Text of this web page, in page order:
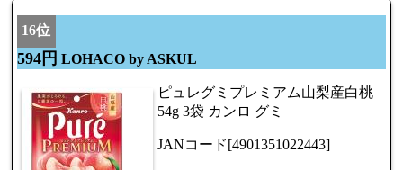
16位
594円 LOHACO by ASKUL
ピュレグミプレミアム山梨産白桃
54g 3袋 カンロ グミ
JANコード[4901351022443]